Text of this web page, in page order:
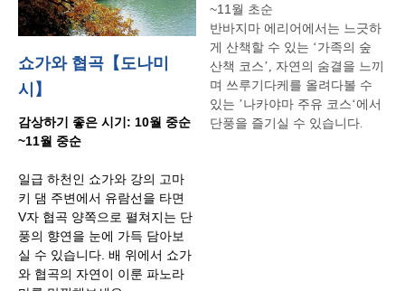
쇼가와 협곡【도나미
시】
감상하기 좋은 시기: 10월 중순
~11월 중순
일급 하천인 쇼가와 강의 고마
키 댐 주변에서 유람선을 타면
V자 협곡 양쪽으로 펼쳐지는 단
풍의 향연을 눈에 가득 담아보
실 수 있습니다 배 위에서 쇼가
와 협곡의 자연이 이룬 파노라
~11 월 초순
반바지마 에리어에서는 느긋하
게 산책할 수 있는 ‘가족의 숲
산책 코스’ 자연의 숨결을 느끼
며 쓰루기다케를 올려다볼 수
있는 ’나카야마 주유 코스‘에서
단풍을 즐기실 수 있습니다.